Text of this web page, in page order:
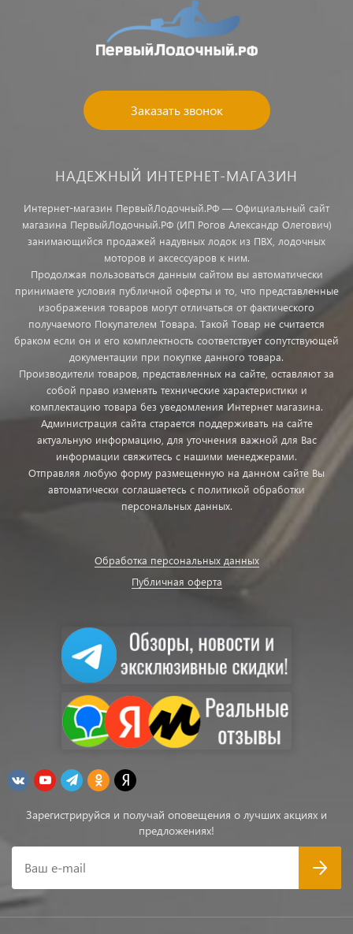
Заказать звонок
НАДЕЖНЫЙ ИНТЕРНЕТ-МАГАЗИН
Интернет-магазин ПервыйЛодочный.РФ — Официальный сайт
магазина ПервыйЛодочный.РФ (ИП Рогов Александр Олегович)
занимающийся продажей надувных лодок из ПВХ, лодочных
моторов и аксессуаров к ним.
Продолжая пользоваться данным сайтом вы автоматически
принимаете условия публичной оферты и то, что представленные
изображения товаров могут отличаться от фактического
получаемого Покупателем Товара. Такой Товар не считается
браком если он и его комплектность соответствует сопутствующей
документации при покупке данного товара.
Производители товаров, представленных на сайте, оставляют за
собой право изменять технические характеристики и
комплектацию товара без уведомления Интернет магазина.
Администрация сайта старается поддерживать на сайте
актуальную информацию, для уточнения важной для Вас
информации свяжитесь с нашими менеджерами.
Отправляя любую форму размещенную на данном сайте Вы
автоматически соглашаетесь с политикой обработки
персональных данных.
Обработка персональных данных
Публичная оферта
Зарегистрируйся и получай оповещения о лучших акциях и
предложениях!
Ваш e-mail